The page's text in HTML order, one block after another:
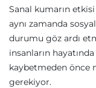
Sanal kumarın etkisi
aynı zamanda
durumu göz ardı
insanların hayatında
kaybetmeden önce
gerekiyor.